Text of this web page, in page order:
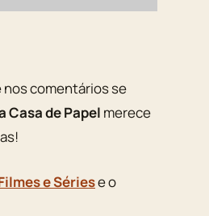
comentários se
Casa de Papel merece
e Sériese o